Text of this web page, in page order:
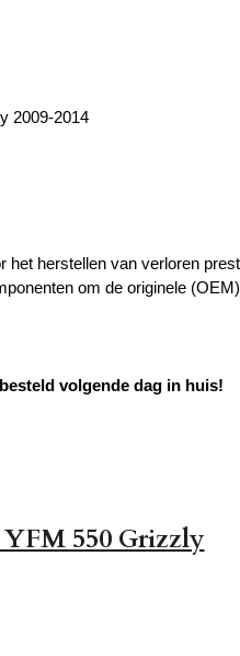
2009-2014
het herstellen van verloren
om de originele
volgende dag in huis!
550 Grizzly